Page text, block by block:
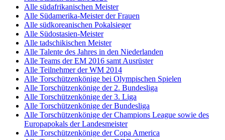
Alle südafrikanischen Meister
Alle Südamerika-Meister der Frauen
Alle südkoreanischen Pokalsieger
Alle Südostasien-Meister
Alle tadschikischen Meister
Alle Talente des Jahres in den Niederlanden
Alle Teams der EM 2016 samt Ausrüster
Alle Teilnehmer der WM 2014
Alle Torschützenkönige bei Olympischen Spielen
Alle Torschützenkönige der 2. Bundesliga
Alle Torschützenkönige der 3. Liga
Alle Torschützenkönige der Bundesliga
Alle Torschützenkönige der Champions League sowie des
Europapokals der Landesmeister
Alle Torschützenkönige der Copa America